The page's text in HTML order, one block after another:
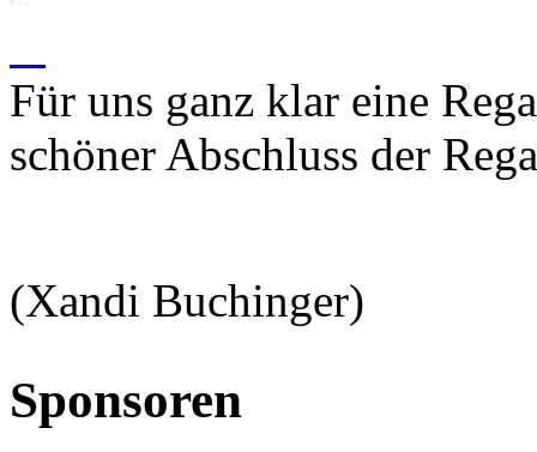
Für uns ganz klar eine
schöner Abschluss der
(Xandi Buchinger)
Sponsoren